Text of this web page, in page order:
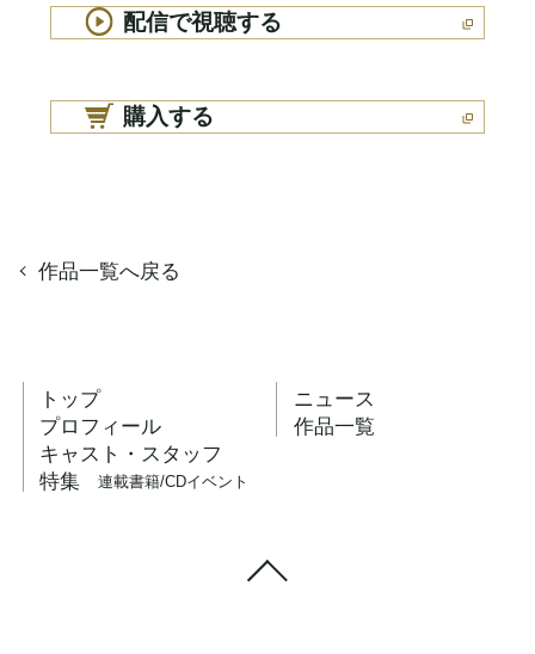
配信で視聴する
購入する
作品一覧へ戻る
トップ
ニュース
プロフィール
作品一覧
キャスト・スタッフ
特集
連載書籍/CDイベント